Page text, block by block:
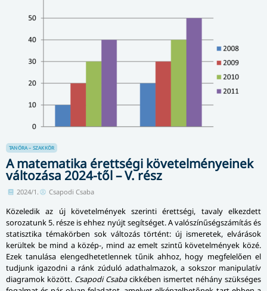
TANÓRA – SZAKKÖR
A matematika érettségi követelményeinek
változása 2024-től – V. rész
2024/1. Csapodi Csaba
Közeledik az új követelmények szerinti érettségi, tavaly elkezdett
sorozatunk 5. része is ehhez nyújt segítséget. A valószínűségszámítás és
statisztika témakörben sok változás történt: új ismeretek, elvárások
kerültek be mind a közép-, mind az emelt szintű követelmények közé.
Ezek tanulása elengedhetetlennek tűnik ahhoz, hogy megfelelően el
tudjunk igazodni a ránk zúduló adathalmazok, a sokszor manipulatív
diagramok között. Csapodi Csabacikkében ismertet néhány szükséges